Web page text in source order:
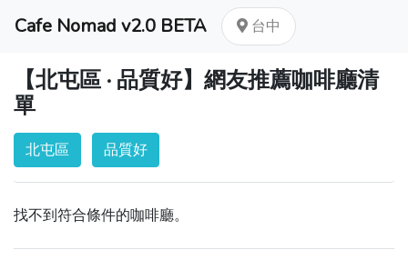
Cafe Nomad v2.0 BETA 台中
【北屯區 · 品質好】網友推薦咖啡廳清
單
北屯區 品質好
找不到符合條件的咖啡廳。